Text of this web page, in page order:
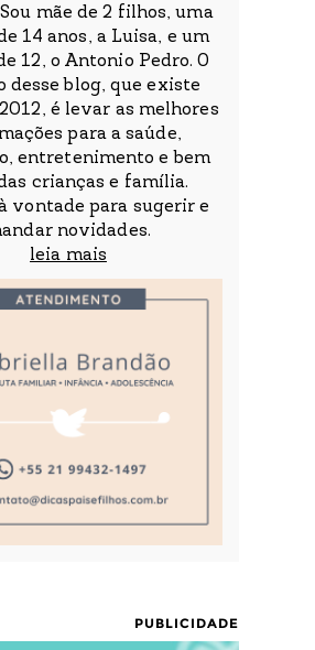
mãe de 2 filhos, uma
14 anos, a Luisa, e um
12, o Antonio Pedro. O
desse blog, que existe
é levar as melhores
para a saúde,
entretenimento e bem
crianças e família.
vontade para sugerir e
novidades.
leia mais
PUBLICIDADE